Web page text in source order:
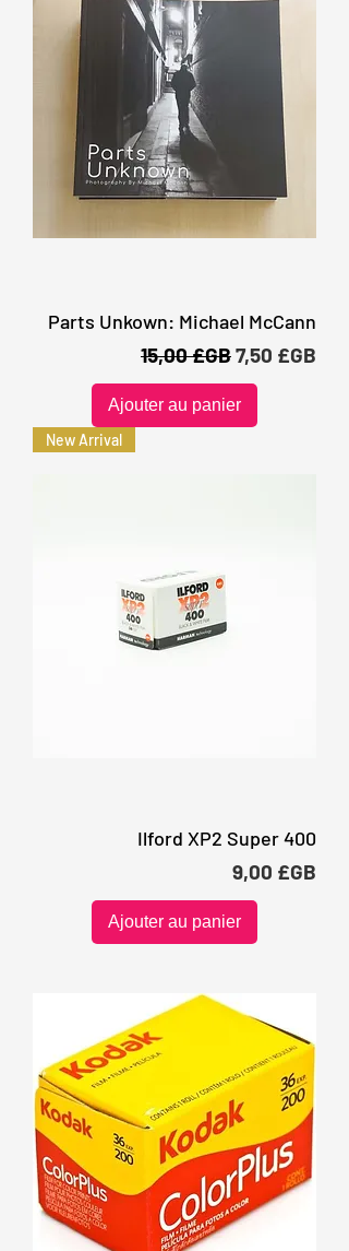
Parts Unkown: Michael McCann
Prix original
15,00 £GBPrix
7,50 £GB
Ajouter au panier
New Arrival
Ilford XP2 Super 400
Prix
9,00 £GB
Ajouter au panier